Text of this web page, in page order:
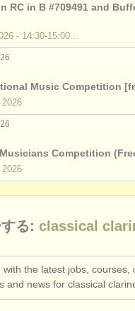
our
RC in B #709491 and
- 14:30-15:00...
Music Competition
Competition
る: classical
the latest jobs, courses,
and news for classical